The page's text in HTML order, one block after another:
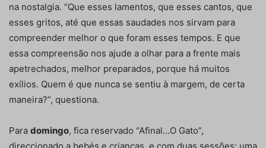
na nostalgia. “Que esses lamentos, que esses cantos, que
esses gritos, até que essas saudades nos sirvam para
compreender melhor o que foram esses tempos. E que
essa compreensão nos ajude a olhar para a frente mais
apetrechados, melhor preparados, porque há muitos
exílios. Quem é que nunca se sentiu à margem, de certa
maneira?”, questiona.
Para domingo, fica reservado “Afinal…O Gato”,
direccionado a bebés e crianças, e com duas sessões: uma